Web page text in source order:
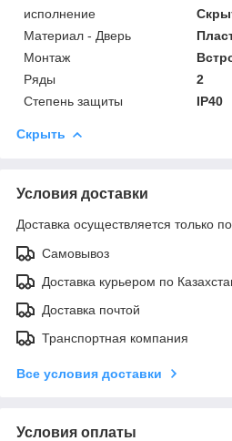
исполнение
Материал - Дверь
Монтаж
Ряды
2
Степень защиты
IP40
Скрыть
Условия доставки
Доставка осуществляется только
Самовывоз
Доставка курьером по
Доставка почтой
Транспортная компания
Все условия доставки
Условия оплаты